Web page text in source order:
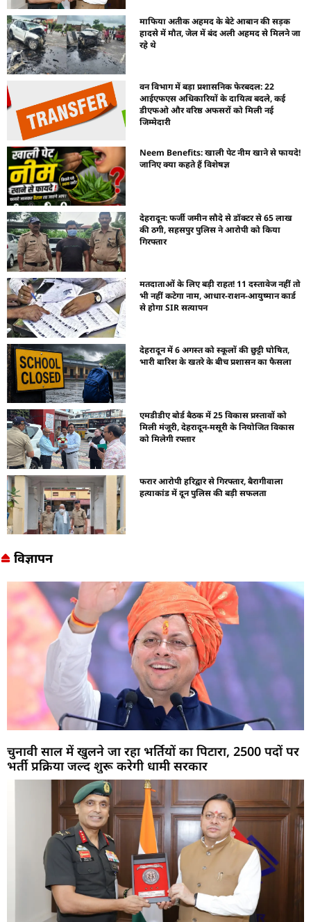
माफिया अतीक अहमद के बेटे आबान की सड़क
हादसे में मौत, जेल में बंद अली अहमद से मिलने जा
रहे थे
वन विभाग में बड़ा प्रशासनिक फेरबदल: 22
आईएफएस अधिकारियों के दायित्व बदले, कई
डीएफओ और वरिष्ठ अफसरों को मिली नई
जिम्मेदारी
Neem Benefits: खाली पेट नीम खाने से फायदे!
जानिए क्या कहते हैं विशेषज्ञ
देहरादून: फर्जी जमीन सौदे से डॉक्टर से 65 लाख
की ठगी, सहसपुर पुलिस ने आरोपी को किया
गिरफ्तार
मतदाताओं के लिए बड़ी राहत! 11 दस्तावेज नहीं तो
भी नहीं कटेगा नाम, आधार-राशन-आयुष्मान कार्ड
से होगा SIR सत्यापन
देहरादून में 6 अगस्त को स्कूलों की छुट्टी घोषित,
भारी बारिश के खतरे के बीच प्रशासन का फैसला
एमडीडीए बोर्ड बैठक में 25 विकास प्रस्तावों को
मिली मंजूरी, देहरादून-मसूरी के नियोजित विकास
को मिलेगी रफ्तार
फरार आरोपी हरिद्वार से गिरफ्तार, बैरागीवाला
हत्याकांड में दून पुलिस की बड़ी सफलता
विज्ञापन
चुनावी साल में खुलने जा रहा भर्तियों का पिटारा, 2500 पदों पर
भर्ती प्रक्रिया जल्द शुरू करेगी धामी सरकार